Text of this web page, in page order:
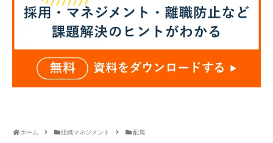
ホーム 組織マネジメント 配属